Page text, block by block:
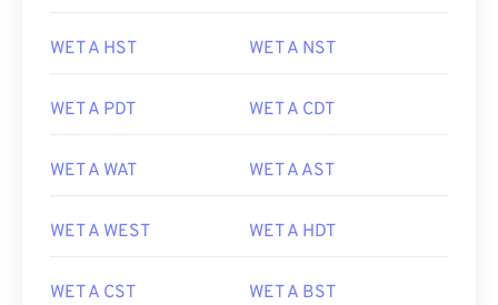
WET A HST WET A NST
WET A PDT WET A CDT
WET A WAT WET A AST
WET A WEST WET A HDT
WET A CST WET A BST